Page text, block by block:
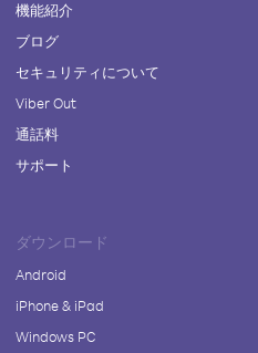
機能紹介
ブログ
セキュリティについて
Viber Out
通話料
サポート
ダウンロード
Android
iPhone & iPad
Windows PC